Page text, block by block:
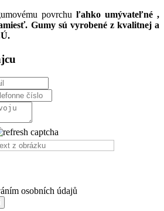
povrchu ľahko umývateľné ,
Gumy sú vyrobené z kvalitnej a
osobních údajů